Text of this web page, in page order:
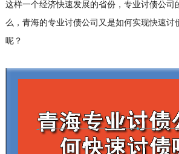
这样一个经济快速发展的省份，专业讨债公司
么，青海的专业讨债公司又是如何实现快速讨
呢？